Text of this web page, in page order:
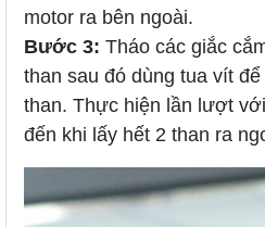
motor ra bên ngoài.
Bước 3: Tháo các giắc
than sau đó dùng tua vít
than. Thực hiện lần lượt
đến khi lấy hết 2 than ra